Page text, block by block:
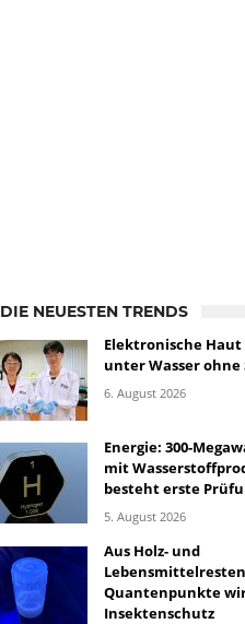
DIE NEUESTEN TRENDS
Elektronische
unter Wasser ohne
6. August 2026
Energie: 300-
mit
besteht erste
5. August 2026
Aus Holz- und
Quantenpunkte
Insektenschutz